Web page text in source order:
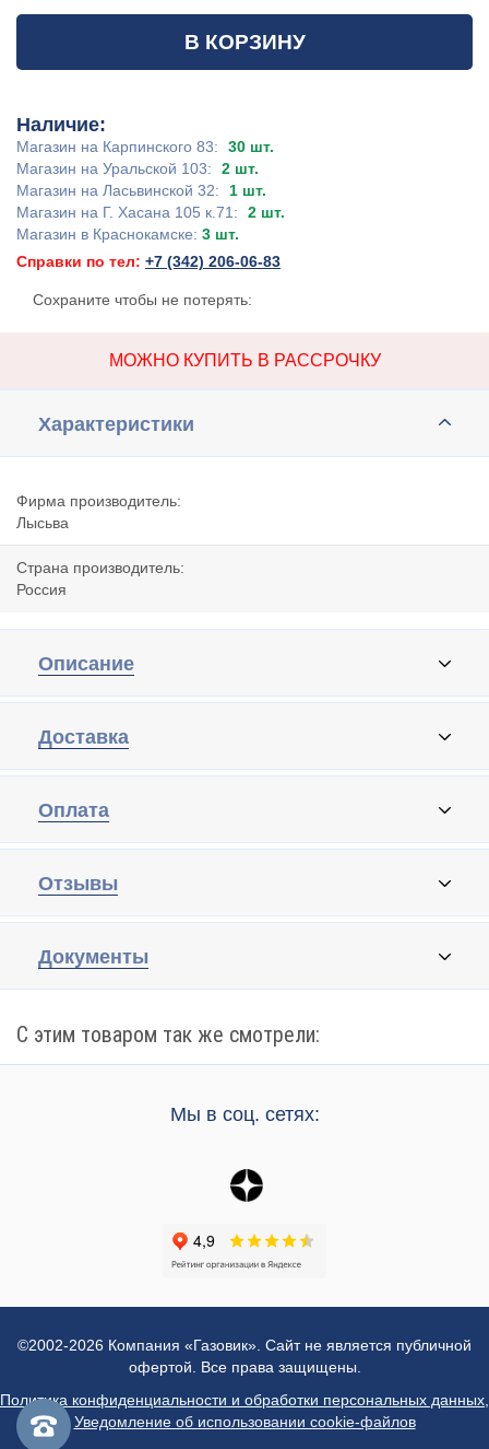
В КОРЗИНУ
Наличие:
Магазин на Карпинского 83:
30 шт.
Магазин на Уральской 103:
2 шт.
Магазин на Ласьвинской 32:
1 шт.
Магазин на Г. Хасана 105 к.71:
2 шт.
Магазин в Краснокамске: 3 шт.
Справки по тел: +7 (342) 206-06-83
Сохраните чтобы не потерять:
МОЖНО КУПИТЬ В РАССРОЧКУ
Характеристики
Фирма производитель:
Лысьва
Страна производитель:
Россия
Описание
Доставка
Оплата
Отзывы
Документы
С этим товаром так же смотрели:
Мы в соц. сетях:
©2002-2026 Компания «Газовик». Сайт не является публичной
офертой. Все права защищены.
Политика конфиденциальности и обработки персональных данных
Уведомление об использовании cookie-файлов